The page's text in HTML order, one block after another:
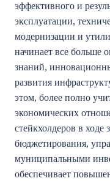
эффективного и
эксплуатации,
модернизации и
начинает все больше
знаний,
развития
этом, более полно
экономических
стейкхолдеров в ходе
бюджетирования,
муниципальными
обеспечивает